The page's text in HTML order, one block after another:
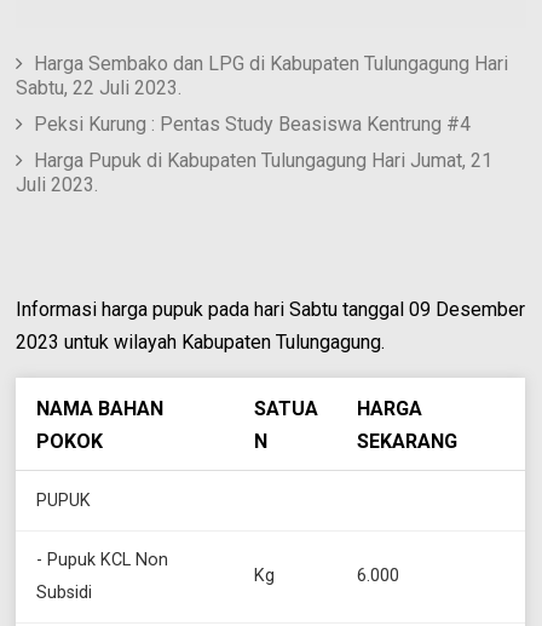
Harga Sembako dan LPG di Kabupaten Tulungagung Hari
Sabtu, 22 Juli 2023.
Peksi Kurung : Pentas Study Beasiswa Kentrung #4
Harga Pupuk di Kabupaten Tulungagung Hari Jumat, 21
Juli 2023.
Informasi harga pupuk pada hari Sabtu tanggal 09 Desember
2023 untuk wilayah Kabupaten Tulungagung.
NAMA BAHAN
POKOK
SATUA
N
HARGA
SEKARANG
PUPUK
- Pupuk KCL Non
Subsidi
Kg 6.000